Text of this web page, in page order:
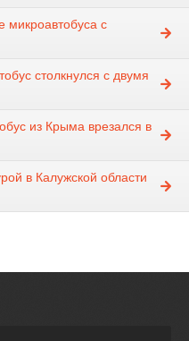
микроавтобуса с
столкнулся с двумя
из Крыма врезался в
в Калужской области